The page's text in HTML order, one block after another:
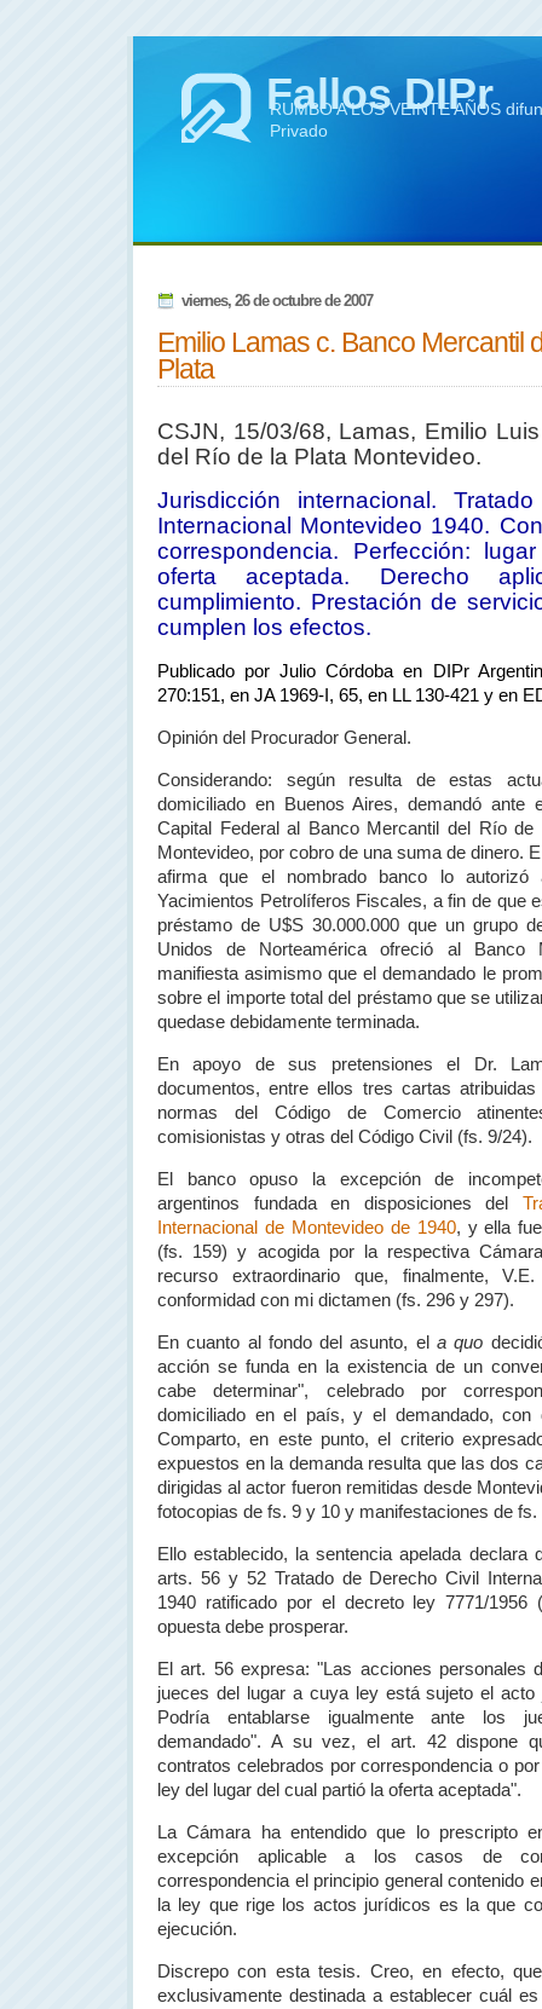
Fallos DIPr
RUMBO A LOS VEINTE AÑOS
Privado
viernes, 26 de octubre de 2007
Emilio Lamas c. Banco Mercantil
Plata
CSJN, 15/03/68, Lamas, Emilio
del Río de la Plata Montevideo.
Jurisdicción internacional.
Internacional Montevideo 1940.
correspondencia. Perfección:
oferta aceptada. Derecho
cumplimiento. Prestación de
cumplen los efectos.
Publicado por Julio Córdoba en DIPr
270:151, en JA 1969-I, 65, en LL 130-421 y en
Opinión del Procurador General.
Considerando: según resulta de estas
domiciliado en Buenos Aires, demandó ante
Capital Federal al Banco Mercantil del Río de
Montevideo, por cobro de una suma de dinero.
afirma que el nombrado banco lo autorizó
Yacimientos Petrolíferos Fiscales, a fin de que
préstamo de U$S 30.000.000 que un grupo
Unidos de Norteamérica ofreció al Banco
manifiesta asimismo que el demandado le
sobre el importe total del préstamo que se
quedase debidamente terminada.
En apoyo de sus pretensiones el Dr.
documentos, entre ellos tres cartas
normas del Código de Comercio
comisionistas y otras del Código Civil (fs. 9/24).
El banco opuso la excepción de
argentinos fundada en disposiciones del
Internacional de Montevideo de 1940, y ella
(fs. 159) y acogida por la respectiva
recurso extraordinario que, finalmente,
conformidad con mi dictamen (fs. 296 y 297).
En cuanto al fondo del asunto, el a quo
acción se funda en la existencia de un
cabe determinar", celebrado por
domiciliado en el país, y el demandado, con
Comparto, en este punto, el criterio
expuestos en la demanda resulta que las dos
dirigidas al actor fueron remitidas desde
fotocopias de fs. 9 y 10 y manifestaciones de
Ello establecido, la sentencia apelada declara
arts. 56 y 52 Tratado de Derecho Civil
1940 ratificado por el decreto ley 7771/1956
opuesta debe prosperar.
El art. 56 expresa: "Las acciones personales
jueces del lugar a cuya ley está sujeto el acto
Podría entablarse igualmente ante los
demandado". A su vez, el art. 42 dispone
contratos celebrados por correspondencia o
ley del lugar del cual partió la oferta aceptada".
La Cámara ha entendido que lo prescripto
excepción aplicable a los casos de
correspondencia el principio general contenido
la ley que rige los actos jurídicos es la que
ejecución.
Discrepo con esta tesis. Creo, en efecto,
exclusivamente destinada a establecer cuál